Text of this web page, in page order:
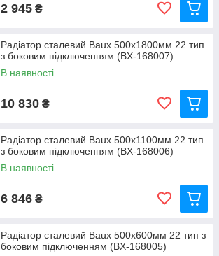
2 945 ₴
Радіатор сталевий Baux 500х1800мм 22 тип
з боковим підключенням (BX-168007)
В наявності
10 830 ₴
Радіатор сталевий Baux 500х1100мм 22 тип
з боковим підключенням (BX-168006)
В наявності
6 846 ₴
Радіатор сталевий Baux 500х600мм 22 тип з
боковим підключенням (BX-168005)